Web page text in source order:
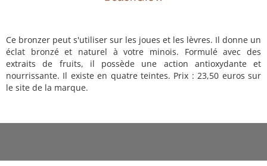
Ce bronzer peut s'utiliser sur les joues et les lèvres. Il donne un
éclat bronzé et naturel à votre minois. Formulé avec des
extraits de fruits, il possède une action antioxydante et
nourrissante. Il existe en quatre teintes. Prix : 23,50 euros sur
le site de la marque.